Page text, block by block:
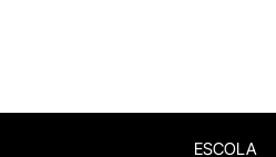
ESCOLA